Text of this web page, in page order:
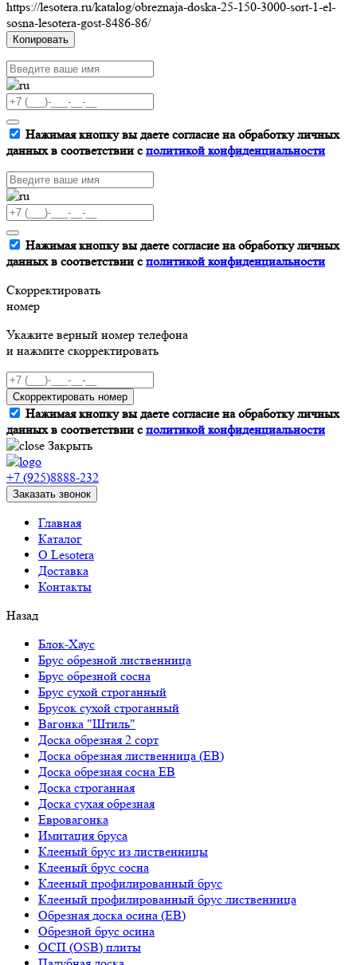
https://lesotera.ru/katalog/obreznaja-doska-25-150-3000-sort-1-el-
sosna-lesotera-gost-8486-86/
Копировать
Нажимая кнопку вы даете согласие на обработку личных
данных в соответствии сполитикой конфиденциальности
Нажимая кнопку вы даете согласие на обработку личных
данных в соответствии сполитикой конфиденциальности
Скорректировать
номер
Укажите верный номер телефона
и нажмите скорректировать
Скорректировать номер
Нажимая кнопку вы даете согласие на обработку личных
данных в соответствии сполитикой конфиденциальности
Закрыть
+7 (925)8888-232
Заказать звонок
Главная
Каталог
О Lesotera
Доставка
Контакты
Назад
Блок-Хаус
Брус обрезной лиственница
Брус обрезной сосна
Брус сухой строганный
Брусок сухой строганный
Вагонка "Штиль"
Доска обрезная 2 сорт
Доска обрезная лиственница (ЕВ)
Доска обрезная сосна ЕВ
Доска строганная
Доска сухая обрезная
Евровагонка
Имитация бруса
Клееный брус из лиственницы
Клееный брус сосна
Клееный профилированный брус
Клееный профилированный брус лиственница
Обрезная доска осина (ЕВ)
Обрезной брус осина
ОСП (OSB) плиты